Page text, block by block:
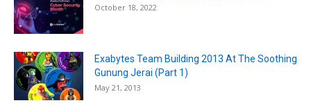
October 18, 2022
Exabytes Team Building 2013 At The Soothing
Gunung Jerai (Part 1)
May 21, 2013